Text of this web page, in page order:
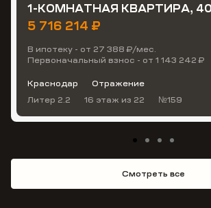
1-КОМНАТНАЯ КВАРТИРА,
5 716 214 ₽
В ипотеку - от 27 388 ₽/мес.
Первоначальный взнос - от 1 143 242 ₽
Краснодар
Отражение
Литер 2.2
16 этаж из 22 №159
Смотреть все